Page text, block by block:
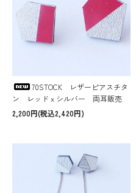
70STOCK レザーピアスチタ
ン レッドｘシルバー 両耳販売
2,200円(税込2,420円)